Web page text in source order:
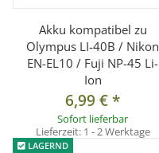
Akku kompatibel zu
Olympus LI-40B / Nikon
EN-EL10 / Fuji NP-45 Li-
Ion
6,99 €*
Sofort lieferbar
Lieferzeit: 1 - 2 Werktage
LAGERND